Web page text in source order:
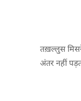
तख़ल्लुस
अंतर नहीं